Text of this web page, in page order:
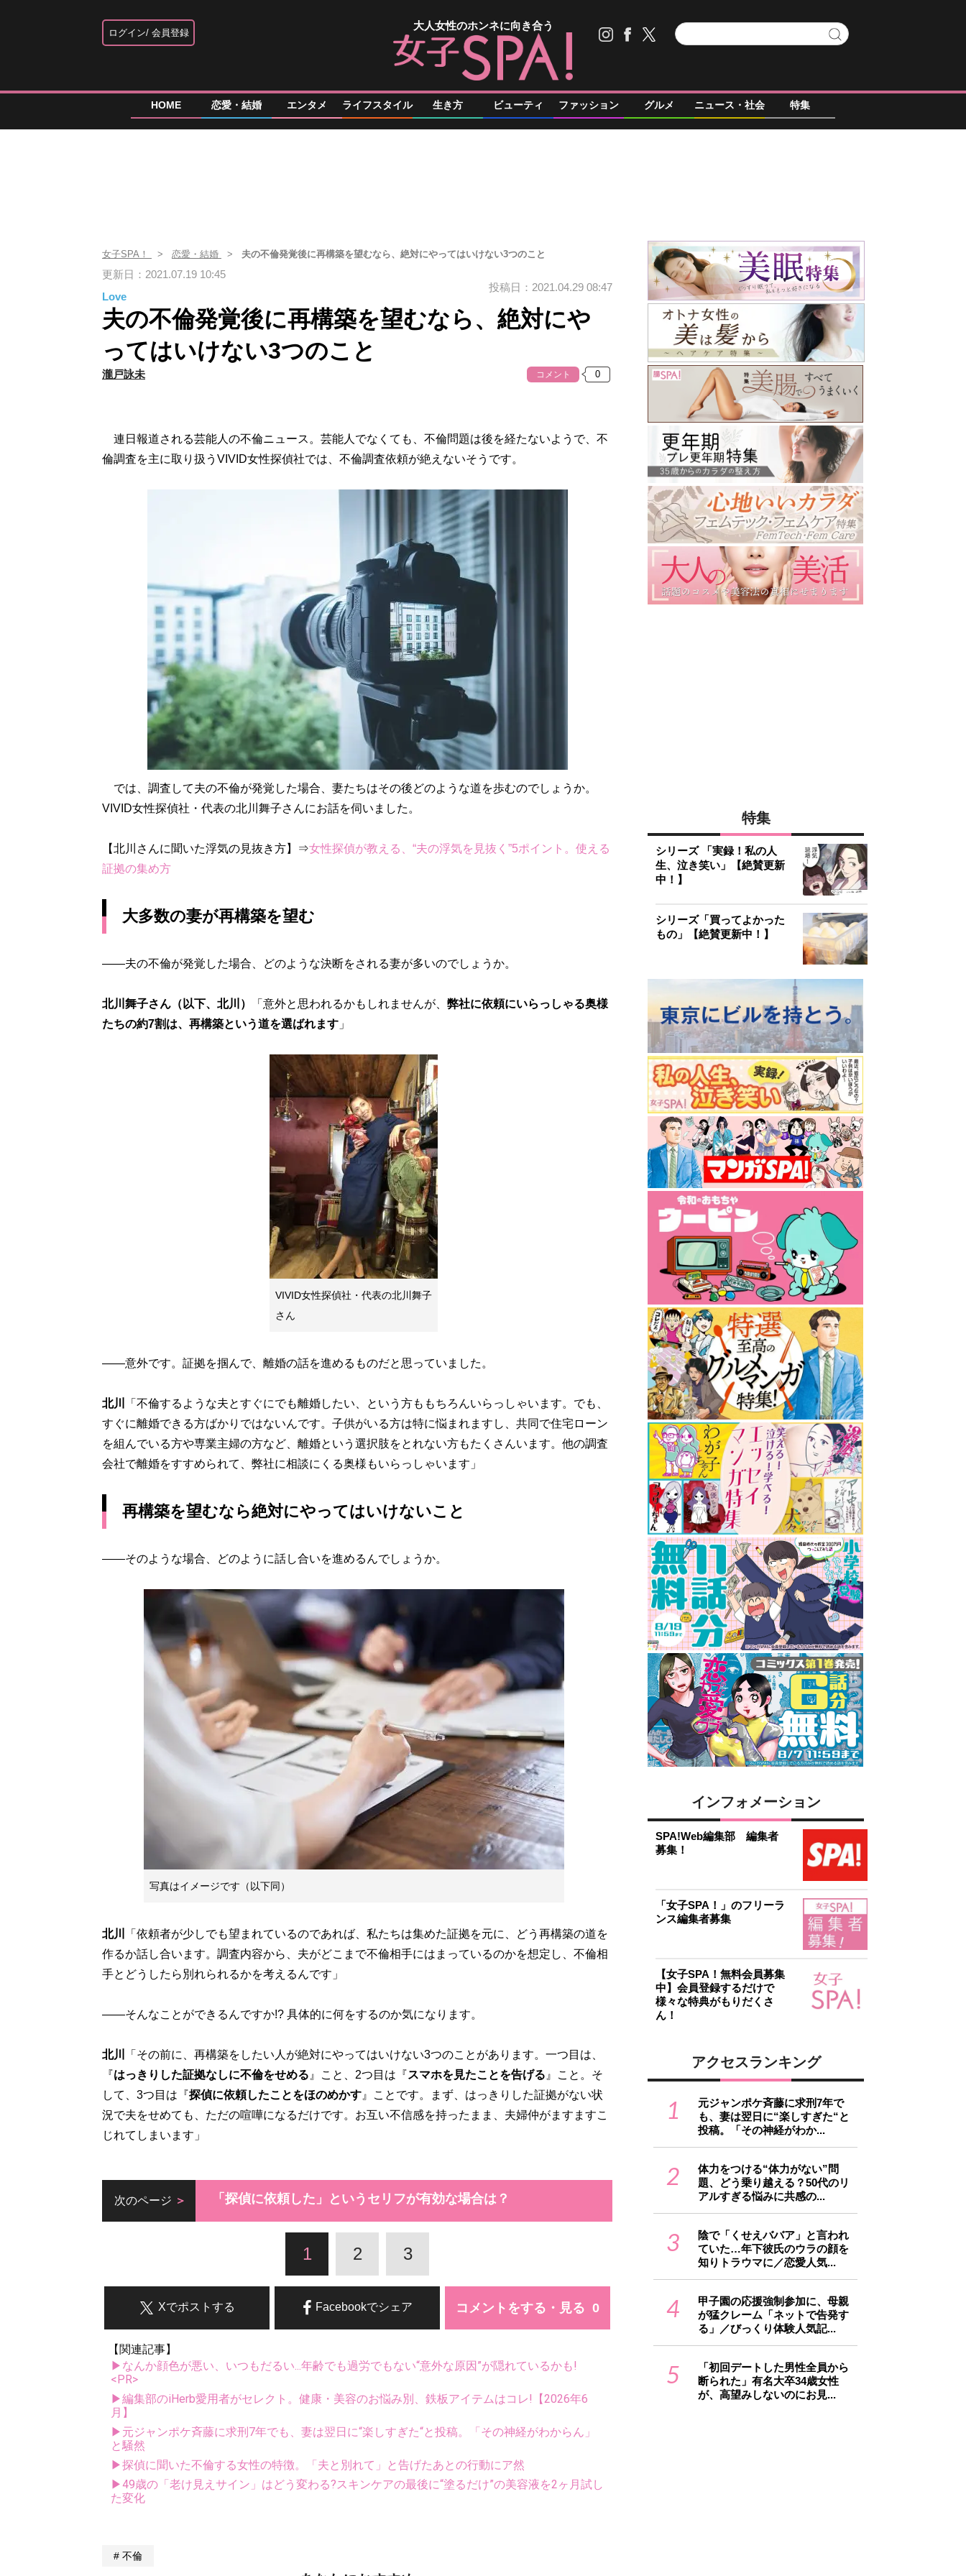
ログイン 会員登録
大人女性のホンネに向き合う
HOME 恋愛・結婚 エンタメ ライフスタイル 生き方 ビューティ ファッション グルメ ニュース・社会 特集
女子SPA！ 恋愛・結婚 夫の不倫発覚後に再構築を望むなら、絶対にやってはいけない3つのこと
更新日：2021.07.19 10:45
Love
投稿日：2021.04.29 08:47
夫の不倫発覚後に再構築を望むなら、絶対にや
ってはいけない3つのこと
瀧戸詠未 コメント
連日報道される芸能人の不倫ニュース。芸能人でなくても、不倫問題は後を経たないようで、不
倫調査を主に取り扱うVIVID女性探偵社では、不倫調査依頼が絶えないそうです。
では、調査して夫の不倫が発覚した場合、妻たちはその後どのような道を歩むのでしょうか。
VIVID女性探偵社・代表の北川舞子さんにお話を伺いました。
【北川さんに聞いた浮気の見抜き方】⇒女性探偵が教える、“夫の浮気を見抜く”5ポイント。使える
証拠の集め方
大多数の妻が再構築を望む
――夫の不倫が発覚した場合、どのような決断をされる妻が多いのでしょうか。
北川舞子さん（以下、北川） 「意外と思われるかもしれませんが、 弊社に依頼にいらっしゃる奥様
たちの約7割は、再構築という道を選ばれます 」
VIVID女性探偵社・代表の北川舞子
さん
――意外です。証拠を掴んで、離婚の話を進めるものだと思っていました。
北川
「不倫するような夫とすぐにでも離婚したい、という方ももちろんいらっしゃいます。でも、
すぐに離婚できる方ばかりではないんです。子供がいる方は特に悩まれますし、共同で住宅ローン
を組んでいる方や専業主婦の方など、離婚という選択肢をとれない方もたくさんいます。他の調査
会社で離婚をすすめられて、弊社に相談にくる奥様もいらっしゃいます」
再構築を望むなら絶対にやってはいけないこと
――そのような場合、どのように話し合いを進めるんでしょうか。
写真はイメージです（以下同）
北川
「依頼者が少しでも望まれているのであれば、私たちは集めた証拠を元に、どう再構築の道を
作るか話し合います。調査内容から、夫がどこまで不倫相手にはまっているのかを想定し、不倫相
手とどうしたら別れられるかを考えるんです」
――そんなことができるんですか!? 具体的に何をするのか気になります。
北川
「その前に、再構築をしたい人が絶対にやってはいけない3つのことがあります。一つ目は、
『はっきりした証拠なしに不倫をせめる 』こと、2つ目は『スマホを見たことを告げる 』こと。そ
して、3つ目は『探偵に依頼したことをほのめかす 』ことです。まず、はっきりした証拠がない状
況で夫をせめても、ただの喧嘩になるだけです。お互い不信感を持ったまま、夫婦仲がますますこ
じれてしまいます」
次のページ 「探偵に依頼した」というセリフが有効な場合は？
1 2 3
コメントをする・見る
Facebookでシェア
Xでポストする
【関連記事】
▶なんか顔色が悪い、いつもだるい...年齢でも過労でもない“意外な原因”が隠れているかも!
<PR>
▶編集部のiHerb愛用者がセレクト。健康・美容のお悩み別、鉄板アイテムはコレ!【2026年6
月】
▶元ジャンポケ斉藤に求刑7年でも、妻は翌日に“楽しすぎた“と投稿。「その神経がわからん」
と騒然
▶探偵に聞いた不倫する女性の特徴。「夫と別れて」と告げたあとの行動にア然
▶49歳の「老け見えサイン」はどう変わる?スキンケアの最後に“塗るだけ”の美容液を2ヶ月試し
た変化
不倫
特集
シリーズ 「実録！私の人
生、泣き笑い」【絶賛更新
中！】
シリーズ「買ってよかった
もの」【絶賛更新中！】
インフォメーション
SPA!Web編集部 編集者
募集！
「女子SPA！」のフリーラ
ンス編集者募集
【女子SPA！無料会員募集
中】会員登録するだけで
様々な特典がもりだくさ
ん！
アクセスランキング
1
元ジャンポケ斉藤に求刑7年で
も、妻は翌日に“楽しすぎた“と
投稿。「その神経がわか...
2
体力をつける“体力がない”問
題、どう乗り越える？50代のリ
アルすぎる悩みに共感の...
3
陰で「くせえババア」と言われ
ていた…年下彼氏のウラの顔を
知りトラウマに／恋愛人気...
4
甲子園の応援強制参加に、母親
が猛クレーム「ネットで告発す
る」／びっくり体験人気記...
5
「初回デートした男性全員から
断られた」有名大卒34歳女性
が、高望みしないのにお見...